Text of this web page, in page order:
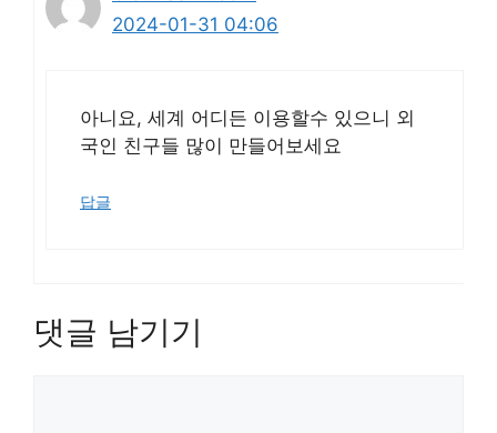
2024-01-31 04:06
아니요, 세계 어디든 이용할수 있으니 외
국인 친구들 많이 만들어보세요
답글
댓글 남기기